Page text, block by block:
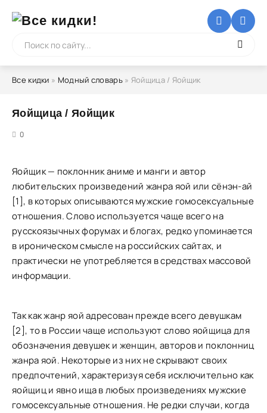
Все кидки » Модный словарь» Яойщица / Яойщик
Яойщица / Яойщик
0
Яойщик — поклонник аниме и манги и автор
любительских произведений жанра яой или сёнэн-ай
[1], в которых описываются мужские гомосексуальные
отношения. Слово используется чаще всего на
русскоязычных форумах и блогах, редко упоминается
в ироническом смысле на российских сайтах, и
практически не употребляется в средствах массовой
информации.
Так как жанр яой адресован прежде всего девушкам
[2], то в России чаще используют слово яойщица для
обозначения девушек и женщин, авторов и поклонниц
жанра яой. Некоторые из них не скрывают своих
предпочтений, характеризуя себя исключительно как
яойщиц и явно ища в любых произведениях мужские
гомосексуальные отношения. Не редки случаи, когда